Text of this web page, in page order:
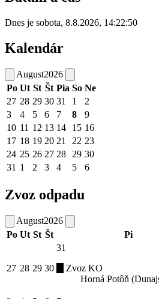
Dnes je sobota, 8.8.2026, 14:22:50
Kalendár
August2026
Po Ut St Št Pia So Ne
27 28 29 30 31 1
2
3
4 5 6 7 8
9
10 11 12 13 14 15 16
17 18 19 20 21 22 23
24 25 26 27 28 29 30
31 1 2 3 4 5 6
Zvoz odpadu
August2026
Po Ut St Št Pi
27 28 29 30
31
Zvoz KO
Horná Potôň